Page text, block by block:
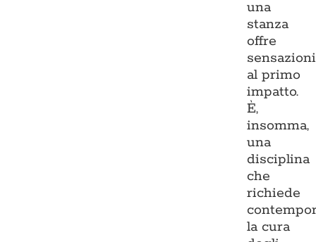
una
stanza
offre
sensazioni
al primo
impatto.
È,
insomma,
una
disciplina
che
richiede
la cura